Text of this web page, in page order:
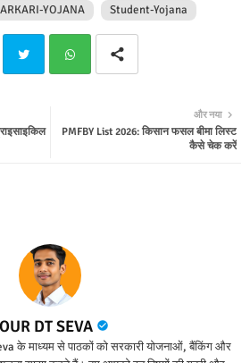
YOJANA Student-Yojana
ter tsap
और नया
PMFBY List 2026: किसान फसल बीमा लिस्ट
कैसे चेक करें
DT SEVA
के माध्यम से पाठकों को सरकारी योजनाओं, बैंकिंग और